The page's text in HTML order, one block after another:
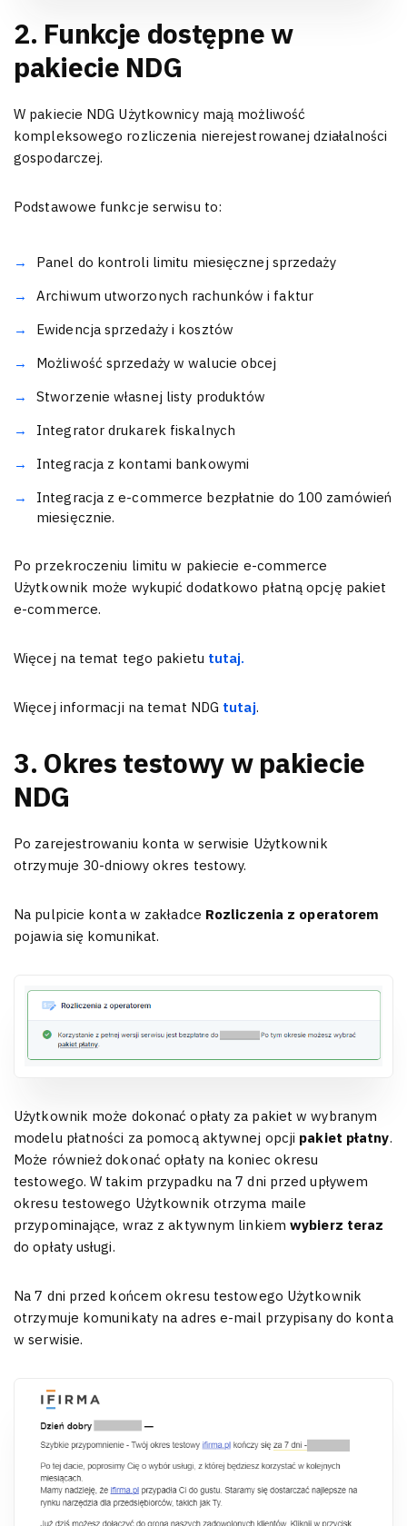
2. Funkcje dostępne w
pakiecie NDG
W pakiecie NDG Użytkownicy mają możliwość
kompleksowego rozliczenia nierejestrowanej działalności
gospodarczej.
Podstawowe funkcje serwisu to:
Panel do kontroli limitu miesięcznej sprzedaży
Archiwum utworzonych rachunków i faktur
Ewidencja sprzedaży i kosztów
Możliwość sprzedaży w walucie obcej
Stworzenie własnej listy produktów
Integrator drukarek fiskalnych
Integracja z kontami bankowymi
Integracja z e-commerce bezpłatnie do 100 zamówień
miesięcznie.
Po przekroczeniu limitu w pakiecie e-commerce
Użytkownik może wykupić dodatkowo płatną opcję pakiet
e-commerce.
Więcej na temat tego pakietu tutaj.
Więcej informacji na temat NDG tutaj.
3. Okres testowy w pakiecie
NDG
Po zarejestrowaniu konta w serwisie Użytkownik
otrzymuje 30-dniowy okres testowy.
Na pulpicie konta w zakładce Rozliczenia z operatorem
pojawia się komunikat.
Użytkownik może dokonać opłaty za pakiet w wybranym
modelu płatności za pomocą aktywnej opcji pakiet płatny.
Może również dokonać opłaty na koniec okresu
testowego. W takim przypadku na 7 dni przed upływem
okresu testowego Użytkownik otrzyma maile
przypominające, wraz z aktywnym linkiem wybierz teraz
do opłaty usługi.
Na 7 dni przed końcem okresu testowego Użytkownik
otrzymuje komunikaty na adres e-mail przypisany do konta
w serwisie.